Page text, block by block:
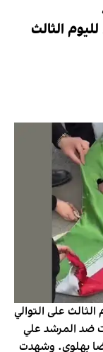
الثالث
على التوالي
ضد المرشد علي
بهلوي. وشهدت